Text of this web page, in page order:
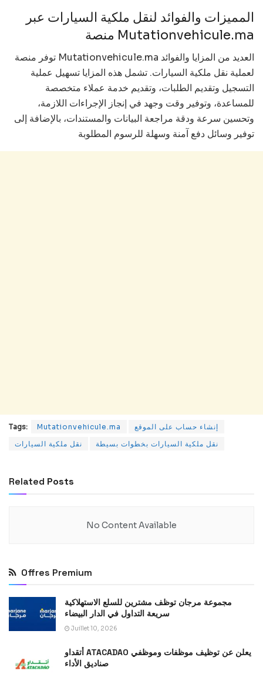
المميزات والفوائد لنقل ملكية السيارات عبر
منصة Mutationvehicule.ma
توفر منصة Mutationvehicule.ma العديد من المزايا والفوائد
لعملية نقل ملكية السيارات. تشمل هذه المزايا تسهيل عملية
التسجيل وتقديم الطلبات، وتقديم خدمة عملاء متخصصة
للمساعدة، وتوفير وقت وجهد في إنجاز الإجراءات اللازمة،
وتحسين سرعة ودقة مراجعة البيانات والمستندات، بالإضافة إلى
توفير وسائل دفع آمنة وسهلة للرسوم المطلوبة
Tags: Mutationvehicule.ma
إنشاء حساب على الموقع
نقل ملكية السيارات
نقل ملكية السيارات بخطوات بسيطة
Related Posts
No Content Available
Offres Premium
مجموعة مرجان توظف مشترين للسلع الاستهلاكية
سريعة التداول في الدار البيضاء
Juillet 10, 2026
أتقداو ATACADAO يعلن عن توظيف موظفات وموظفي
صناديق الأداء